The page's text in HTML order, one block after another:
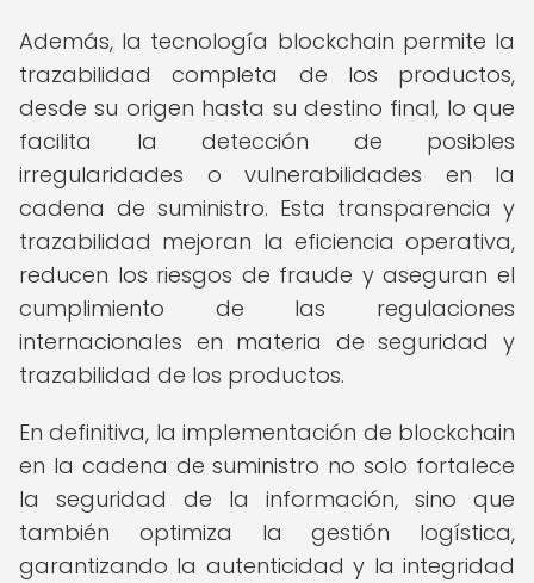
Además, la tecnología blockchain permite la
trazabilidad completa de los productos,
desde su origen hasta su destino final, lo que
facilita la detección de posibles
irregularidades o vulnerabilidades en la
cadena de suministro. Esta transparencia y
trazabilidad mejoran la eficiencia operativa,
reducen los riesgos de fraude y aseguran el
cumplimiento de las regulaciones
internacionales en materia de seguridad y
trazabilidad de los productos.
En definitiva, la implementación de blockchain
en la cadena de suministro no solo fortalece
la seguridad de la información, sino que
también optimiza la gestión logística,
garantizando la autenticidad y la integridad